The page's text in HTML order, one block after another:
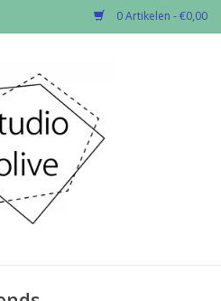
0 Artikelen - €0,00